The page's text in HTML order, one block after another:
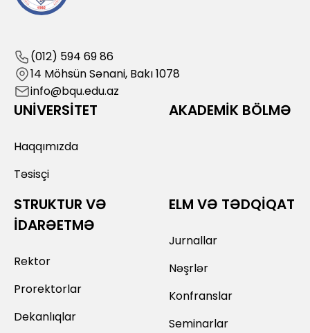
(012) 594 69 86
14 Möhsün Sənani, Bakı 1078
info@bqu.edu.az
UNİVERSİTET
Haqqımızda
Təsisçi
AKADEMİK BÖLMƏ
STRUKTUR VƏ
İDARƏETMƏ
Rektor
Prorektorlar
Dekanlıqlar
ELM VƏ TƏDQİQAT
Jurnallar
Nəşrlər
Konfranslar
Seminarlar